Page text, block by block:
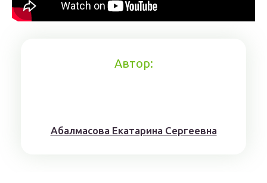
Автор:
Aбaлмaсoвa Eкaтaринa Ceргeeвнa